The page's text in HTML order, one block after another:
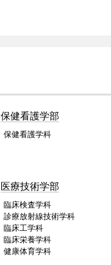
保健看護学部
保健看護学科
医療技術学部
臨床検査学科
診療放射線技術学科
臨床工学科
臨床栄養学科
健康体育学科